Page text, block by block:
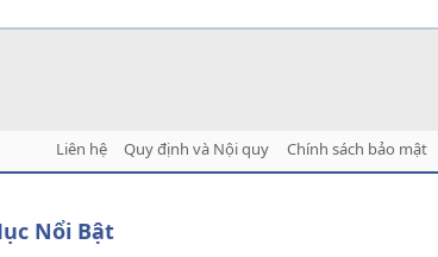
Liên hệ Quy định và Nội quy Chính sách bảo mật
Nổi Bật